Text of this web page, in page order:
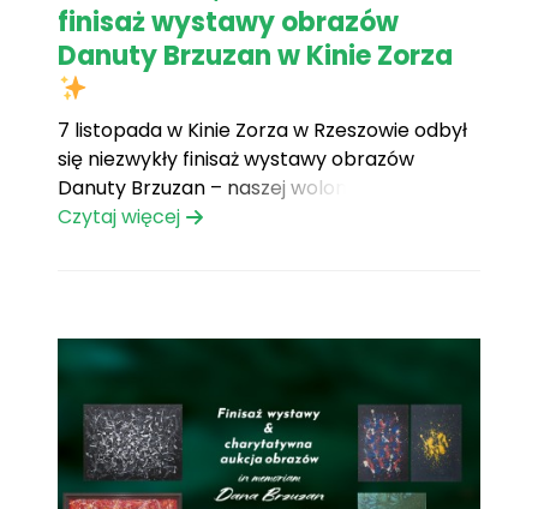
finisaż wystawy obrazów
Danuty Brzuzan w Kinie Zorza
7 listopada w Kinie Zorza w Rzeszowie odbył
się niezwykły finisaż wystawy obrazów
Danuty Brzuzan – naszej wolontariuszki,
artystki z pasją i sercem na dłoni, która
hołdem dla Dany[...]
Czytaj więcej